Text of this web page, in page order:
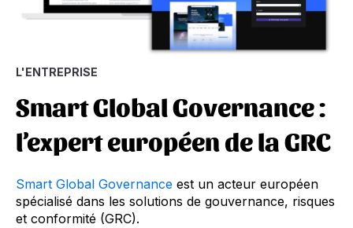
L'ENTREPRISE
Smart Global Governance :
l’expert européen de la GRC
Smart Global Governance est un acteur européen
spécialisé dans les solutions de gouvernance, risques
et conformité (GRC).